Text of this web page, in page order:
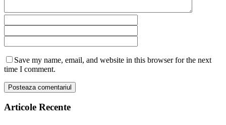
Save my name, email, and website in this browser for the next
time I comment.
Articole Recente